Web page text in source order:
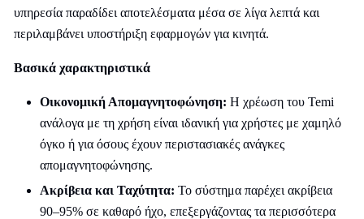
υπηρεσία παραδίδει αποτελέσματα μέσα σε λίγα λεπτά και
περιλαμβάνει υποστήριξη εφαρμογών για κινητά.
Βασικά χαρακτηριστικά
Οικονομική Απομαγνητοφώνηση: Η χρέωση του Temi
ανάλογα με τη χρήση είναι ιδανική για χρήστες με χαμηλό
όγκο ή για όσους έχουν περιστασιακές ανάγκες
απομαγνητοφώνησης.
Ακρίβεια και Ταχύτητα: Το σύστημα παρέχει ακρίβεια
90–95% σε καθαρό ήχο, επεξεργάζοντας τα περισσότερα